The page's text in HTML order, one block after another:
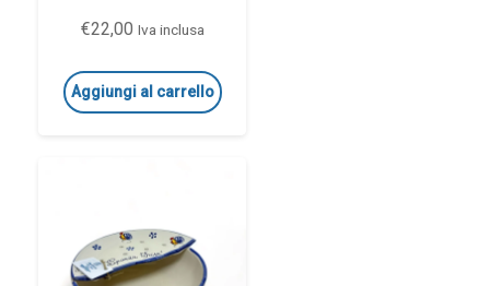
€22,00 Iva inclusa
Aggiungi al carrello